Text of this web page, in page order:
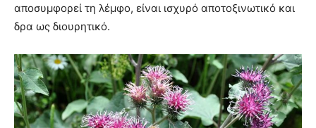
αποσυμφορεί τη λέμφο, είναι ισχυρό αποτοξινωτικό και
δρα ως διουρητικό.